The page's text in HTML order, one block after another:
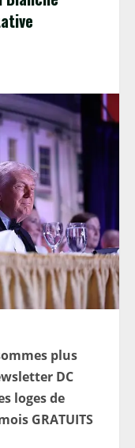
plus
DC
loges de
GRATUITS